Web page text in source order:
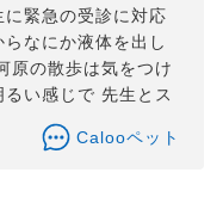
緊急の受診に対応
なにか液体を出し
原の散歩は気をつけ
い感じで 先生とス
Calooペット